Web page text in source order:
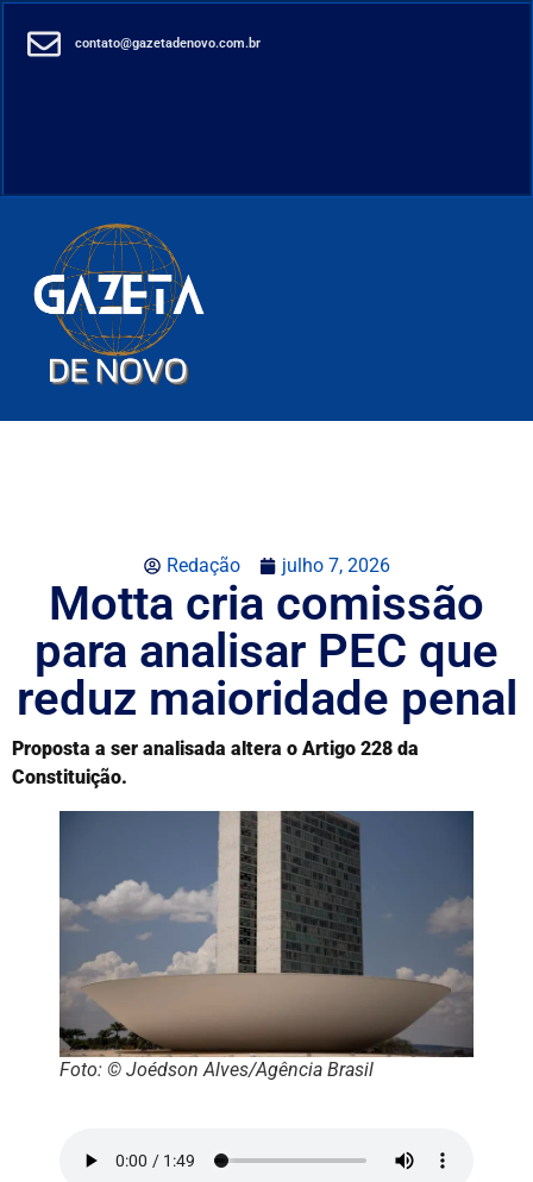
contato@gazetadenovo.com.br
Redação julho 7, 2026
Motta cria comissão
para analisar PEC que
reduz maioridade penal
Proposta a ser analisada altera o Artigo 228 da
Constituição.
Foto: © Joédson Alves/Agência Brasil